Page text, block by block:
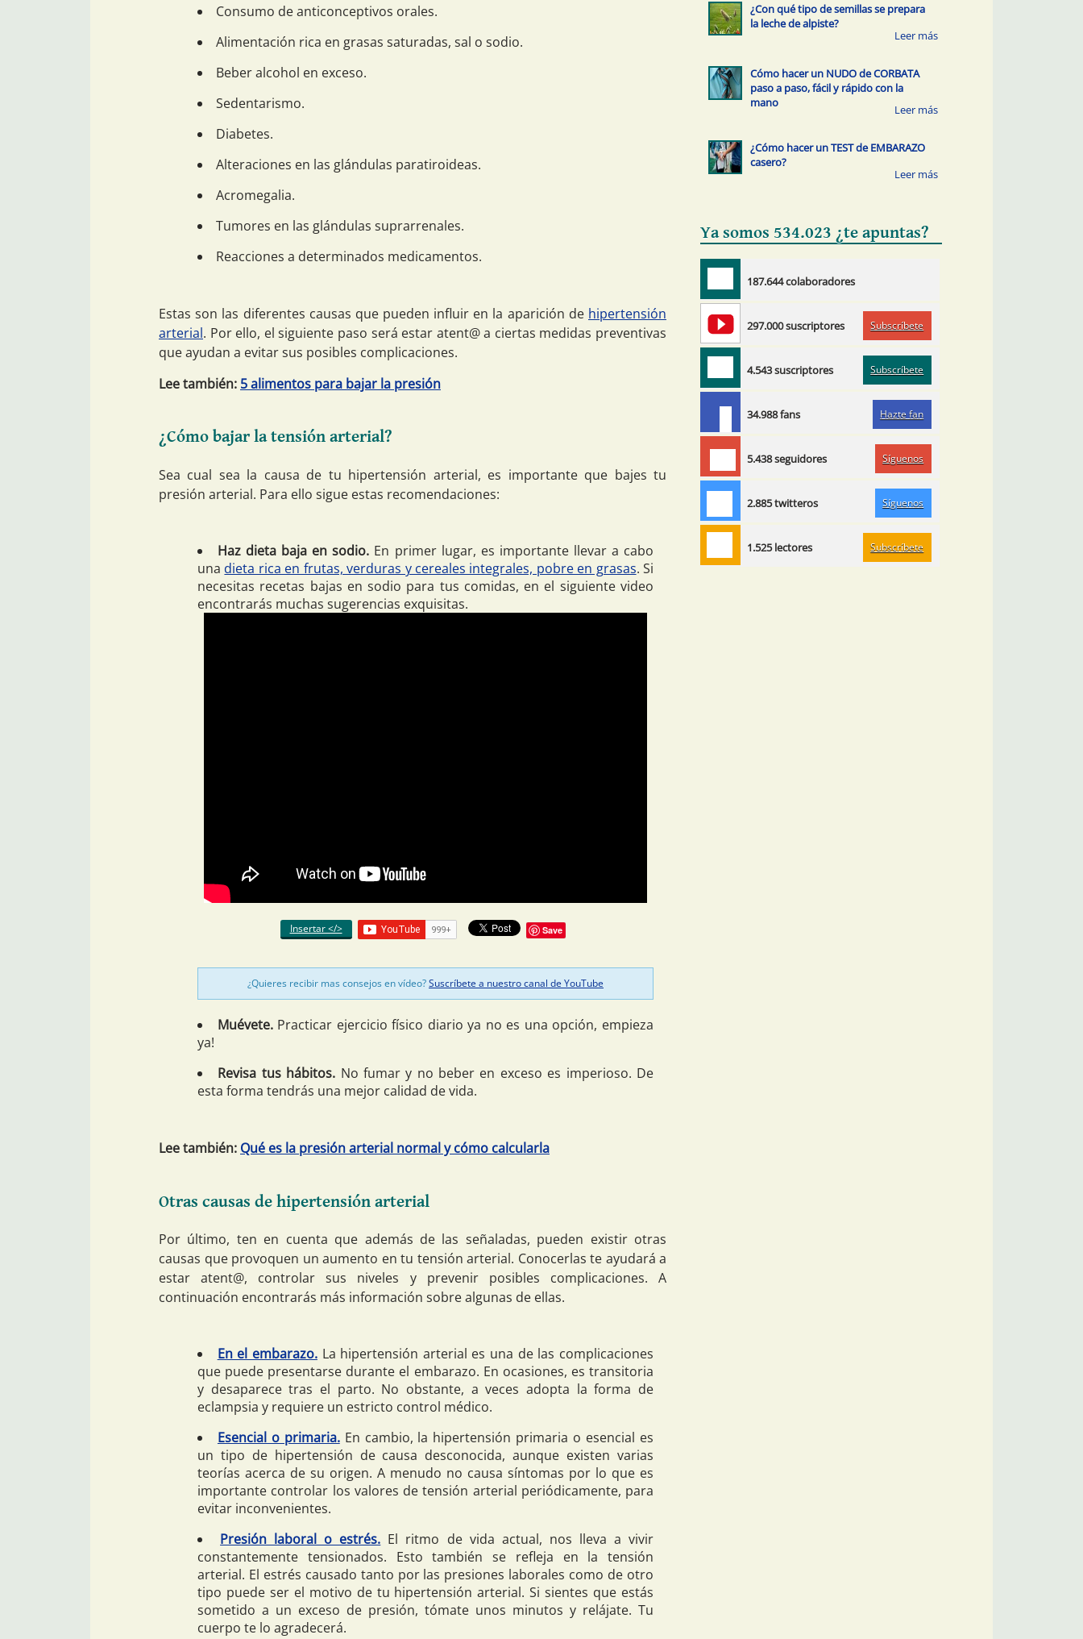
Consumo de anticonceptivos orales.
Alimentación rica en grasas saturadas, sal o sodio.
Beber alcohol en exceso.
Sedentarismo.
Diabetes.
Alteraciones en las glándulas paratiroideas.
Acromegalia.
Tumores en las glándulas suprarrenales.
Reacciones a determinados medicamentos.
Estas son las diferentes causas que pueden influir en la aparición de hipertensión
arterial. Por ello, el siguiente paso será estar atent@ a ciertas medidas preventivas
que ayudan a evitar sus posibles complicaciones.
Lee también: 5 alimentos para bajar la presión
¿Cómo bajar la tensión arterial?
Sea cual sea la causa de tu hipertensión arterial, es importante que bajes tu
presión arterial. Para ello sigue estas recomendaciones:
Haz dieta baja en sodio. En primer lugar, es importante llevar a cabo
una dieta rica en frutas, verduras y cereales integrales, pobre en grasas. Si
necesitas recetas bajas en sodio para tus comidas, en el siguiente video
encontrarás muchas sugerencias exquisitas.
Insertar </> Save
¿Quieres recibir mas consejos en vídeo?Suscríbete a nuestro canal de YouTube
Muévete.Practicar ejercicio físico diario ya no es una opción, empieza
ya!
Revisa tus hábitos. No fumar y no beber en exceso es imperioso. De
esta forma tendrás una mejor calidad de vida.
Lee también: Qué es la presión arterial normal y cómo calcularla
Otras causas de hipertensión arterial
Por último, ten en cuenta que además de las señaladas, pueden existir otras
causas que provoquen un aumento en tu tensión arterial. Conocerlas te ayudará a
estar atent@, controlar sus niveles y prevenir posibles complicaciones. A
continuación encontrarás más información sobre algunas de ellas.
En el embarazo.La hipertensión arterial es una de las complicaciones
que puede presentarse durante el embarazo. En ocasiones, es transitoria
y desaparece tras el parto. No obstante, a veces adopta la forma de
eclampsia y requiere un estricto control médico.
Esencial o primaria.En cambio, la hipertensión primaria o esencial es
un tipo de hipertensión de causa desconocida, aunque existen varias
teorías acerca de su origen. A menudo no causa síntomas por lo que es
importante controlar los valores de tensión arterial periódicamente, para
evitar inconvenientes.
Presión laboral o estrés. El ritmo de vida actual, nos lleva a vivir
constantemente tensionados. Esto también se refleja en la tensión
arterial. El estrés causado tanto por las presiones laborales como de otro
tipo puede ser el motivo de tu hipertensión arterial. Si sientes que estás
sometido a un exceso de presión, tómate unos minutos y relájate. Tu
cuerpo te lo agradecerá.
¿Con qué tipo de semillas se prepara
la leche de alpiste?
Cómo hacer un NUDO de CORBATA
paso a paso, fácil y rápido con la
mano
¿Cómo hacer un TEST de EMBARAZO
casero?
Ya somos 534.023 ¿te apuntas?
187.644 colaboradores
297.000 suscriptores Subscríbete
4.543 suscriptores Subscríbete
34.988 fans Hazte fan
5.438 seguidores Síguenos
2.885 twitteros Síguenos
1.525 lectores Subscríbete